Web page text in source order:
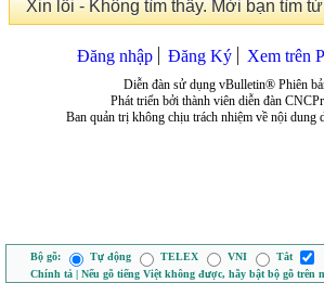
Xin lỗi - Không tìm thấy. Mời bạn tìm
Đăng nhập Đăng Ký Xem trên
Diễn đàn sử dụng vBulletin® Phiên
Phát triển bởi thành viên diễn đàn
Ban quản trị không chịu trách nhiệm về nội dung
Bộ gõ: Tự động TELEX VNI Tắt
Chính tả | Nếu gõ tiếng Việt không được, hãy bật bộ gõ trên